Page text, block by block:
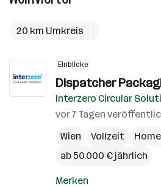
20 km Umkreis
Einblicke
Dispatcher
Interzero Circular
vor 7 Tagen
Wien
Vollzeit
ab 50.000 € jährlich
Merken